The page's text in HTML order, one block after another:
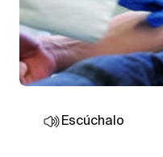
Escúchalo